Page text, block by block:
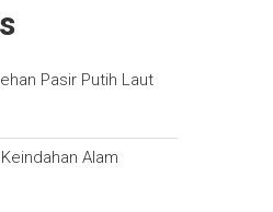
Pasir Putih Laut
Alam